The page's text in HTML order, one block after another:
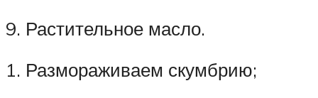
9. Растительное масло.
1. Размораживаем скумбрию;